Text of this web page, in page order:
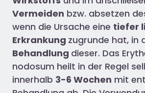
Vermeiden bzw. absetzen
wenn die Ursache eine tiefer
Erkrankung zugrunde hat, in
Behandlung dieser. Das
nodosum heilt in der Regel
innerhalb 3-6 Wochen mit